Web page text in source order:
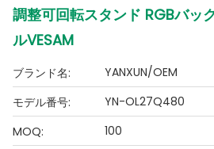
調整可回転スタンド RGBバッ
ルVESAM
ブランド名:
YANXUN/OEM
モデル番号:
YN-OL27Q480
MOQ:
100